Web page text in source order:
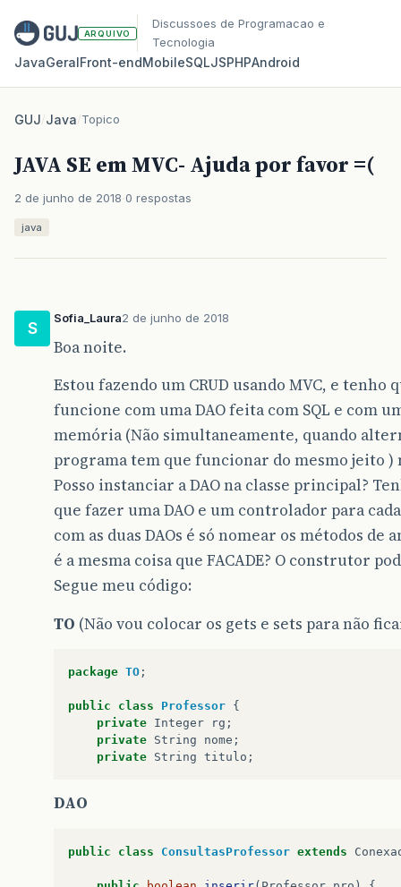
ARQUIVO
Discussoes de Programacao e
Tecnologia
JavaGeralFront‑endMobileSQLJSPHPAndroid
GUJ/Java/Topico
JAVA SE em MVC- Ajuda por favor =(
2 de junho de 2018 0 respostas
java
S
Sofia_Laura2 de junho de 2018
Boa noite.
Estou fazendo um CRUD usando MVC, e
funcione com uma DAO feita com SQL e com
memória (Não simultaneamente, quando
programa tem que funcionar do mesmo jeito )
Posso instanciar a DAO na classe principal?
que fazer uma DAO e um controlador para
com as duas DAOs é só nomear os métodos
é a mesma coisa que FACADE? O construtor
Segue meu código:
TO (Não vou colocar os gets e sets para não
package TO ;
public class Professor {
private Integer rg ;
private String nome ;
private String titulo ;
DAO
public class ConsultasProfessor extends